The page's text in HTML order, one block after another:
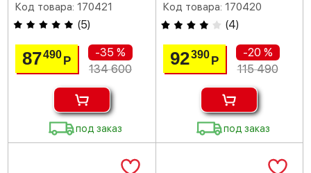
Код товара: 170421
(5)
87490Р
-35 %
134 600
под заказ
Код товара: 170420
(4)
92390 Р
-20 %
115 490
под заказ